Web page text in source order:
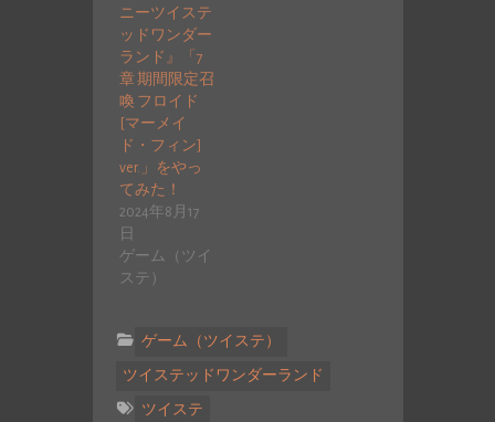
ニーツイステ
ッドワンダー
ランド』「7
章 期間限定召
喚 フロイド
[マーメイ
ド・フィン]
ver.」をやっ
てみた！
2024年8月17
日
ゲーム（ツイ
ステ）
ゲーム（ツイステ）
ツイステッドワンダーランド
ツイステ